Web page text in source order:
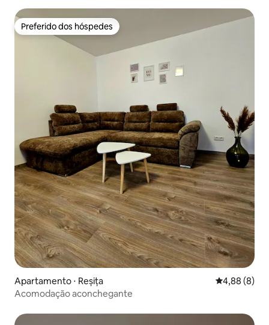
Preferido dos hóspedes
Preferido dos hóspedes
Apartamento ⋅ Reșița 4,88 de uma
4,88 (8)
Acomodação aconchegante